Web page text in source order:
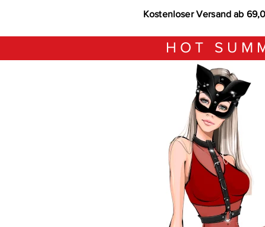
Kostenloser Versand ab
HOT